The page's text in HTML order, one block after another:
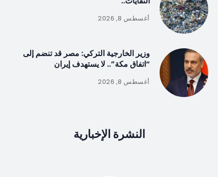
أغسطس 8, 2026
وزير الخارجية التركي: مصر قد تنضم إلى
“اتفاق مكة”.. لا يستهدف إيران
أغسطس 8, 2026
النشرة الإخبارية